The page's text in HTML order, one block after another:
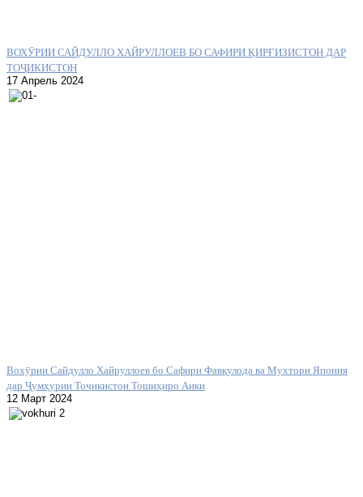
ВОХӮРИИ САЙДУЛЛО ХАЙРУЛЛОЕВ БО САФИРИ ҚИРҒИЗИСТОН ДАР
ТОҶИКИСТОН
17 Апрель 2024
Вохӯрии Сайдулло Хайруллоев бо Сафири Фавқулода ва Мухтори Япония
дар Ҷумҳурии Тоҷикистон Тошиҳиро Аики
12 Март 2024